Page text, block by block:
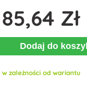
85,64 Zł
Dodaj do
w zależności od wariantu